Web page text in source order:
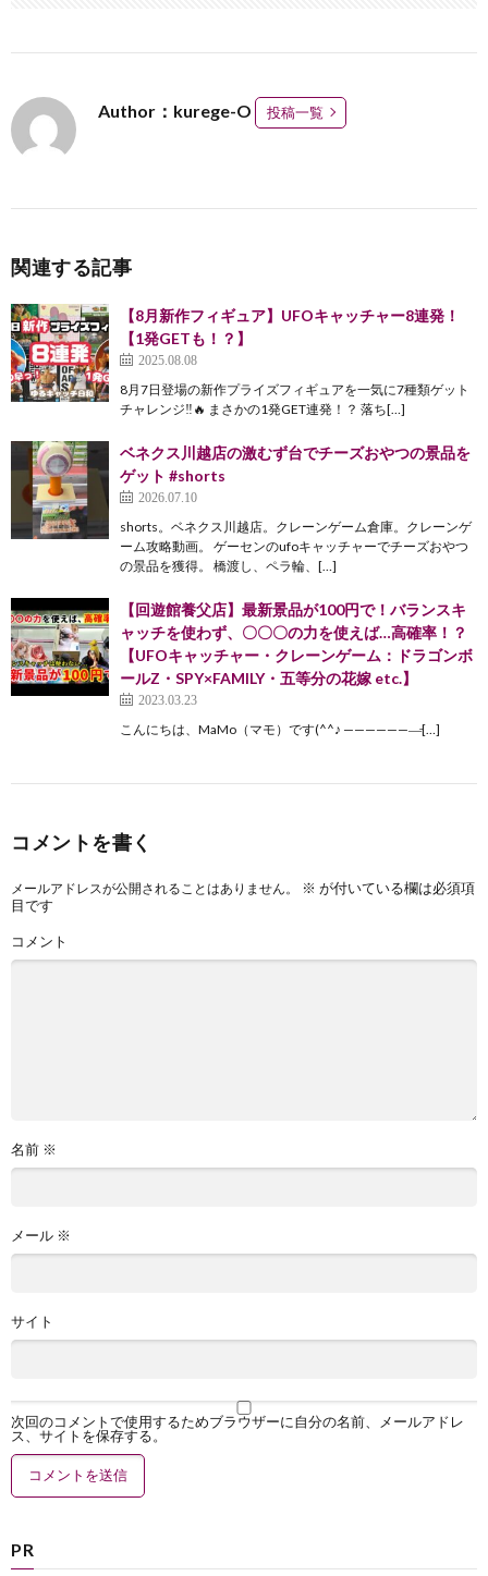
Author：kurege-O 投稿一覧
関連する記事
【8月新作フィギュア】UFOキャッチャー8連発！
【1発GETも！？】
2025.08.08
8月7日登場の新作プライズフィギュアを一気に7種類ゲット
チャレンジ‼️🔥 まさかの1発GET連発！？ 落ち[…]
ベネクス川越店の激むず台でチーズおやつの景品を
ゲット #shorts
2026.07.10
shorts。ベネクス川越店。クレーンゲーム倉庫。クレーンゲ
ーム攻略動画。 ゲーセンのufoキャッチャーでチーズおやつ
の景品を獲得。 橋渡し、ペラ輪、[…]
【回遊館養父店】最新景品が100円で！バランスキ
ャッチを使わず、〇〇〇の力を使えば…高確率！？
【UFOキャッチャー・クレーンゲーム：ドラゴンボ
ールZ・SPY×FAMILY・五等分の花嫁 etc.】
2023.03.23
こんにちは、MaMo（マモ）です(^^♪ ———————̵[…]
コメントを書く
メールアドレスが公開されることはありません。 ※ が付いている欄は必須項
目です
コメント
名前 ※
メール ※
サイト
次回のコメントで使用するためブラウザーに自分の名前、メールアドレ
ス、サイトを保存する。
PR